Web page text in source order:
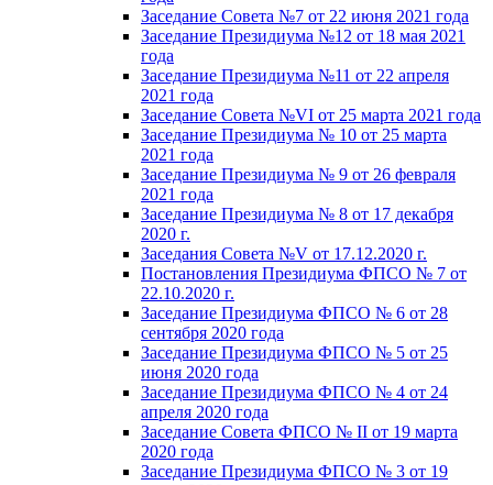
Заседание Совета №7 от 22 июня 2021 года
Заседание Президиума №12 от 18 мая 2021
года
Заседание Президиума №11 от 22 апреля
2021 года
Заседание Совета №VI от 25 марта 2021 года
Заседание Президиума № 10 от 25 марта
2021 года
Заседание Президиума № 9 от 26 февраля
2021 года
Заседание Президиума № 8 от 17 декабря
2020 г.
Заседания Совета №V от 17.12.2020 г.
Постановления Президиума ФПСО № 7 от
22.10.2020 г.
Заседание Президиума ФПСО № 6 от 28
сентября 2020 года
Заседание Президиума ФПСО № 5 от 25
июня 2020 года
Заседание Президиума ФПСО № 4 от 24
апреля 2020 года
Заседание Совета ФПСО № II от 19 марта
2020 года
Заседание Президиума ФПСО № 3 от 19